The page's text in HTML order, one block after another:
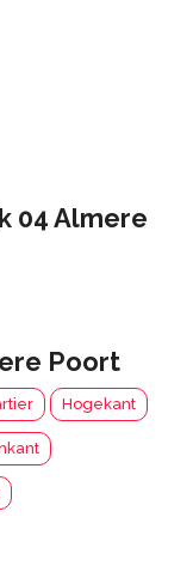
04 Almere
Poort
Hogekant